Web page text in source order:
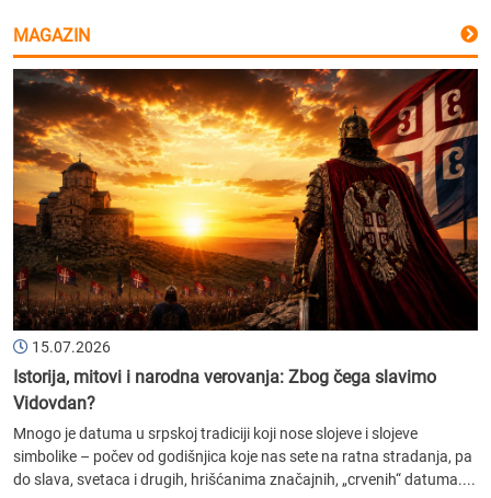
MAGAZIN
15.07.2026
Istorija, mitovi i narodna verovanja: Zbog čega slavimo
Vidovdan?
Mnogo je datuma u srpskoj tradiciji koji nose slojeve i slojeve
simbolike – počev od godišnjica koje nas sete na ratna stradanja, pa
do slava, svetaca i drugih, hrišćanima značajnih, „crvenih“ datuma....